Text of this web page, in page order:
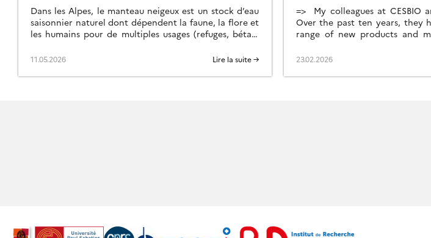
Dans les Alpes, le manteau neigeux est un stock d’eau
saisonnier naturel dont dépendent la faune, la flore et
les humains pour de multiples usages (refuges, bétail,
programme européen Interreg ALCOTRA, le Cesbio a
d’estimation de l’équivalent […]
11.05.2026 Lire la suite →
=> My colleagues at CESBIO
Over the past ten years, they
range of new products and
develop and validate the
the whole of […]
23.02.2026